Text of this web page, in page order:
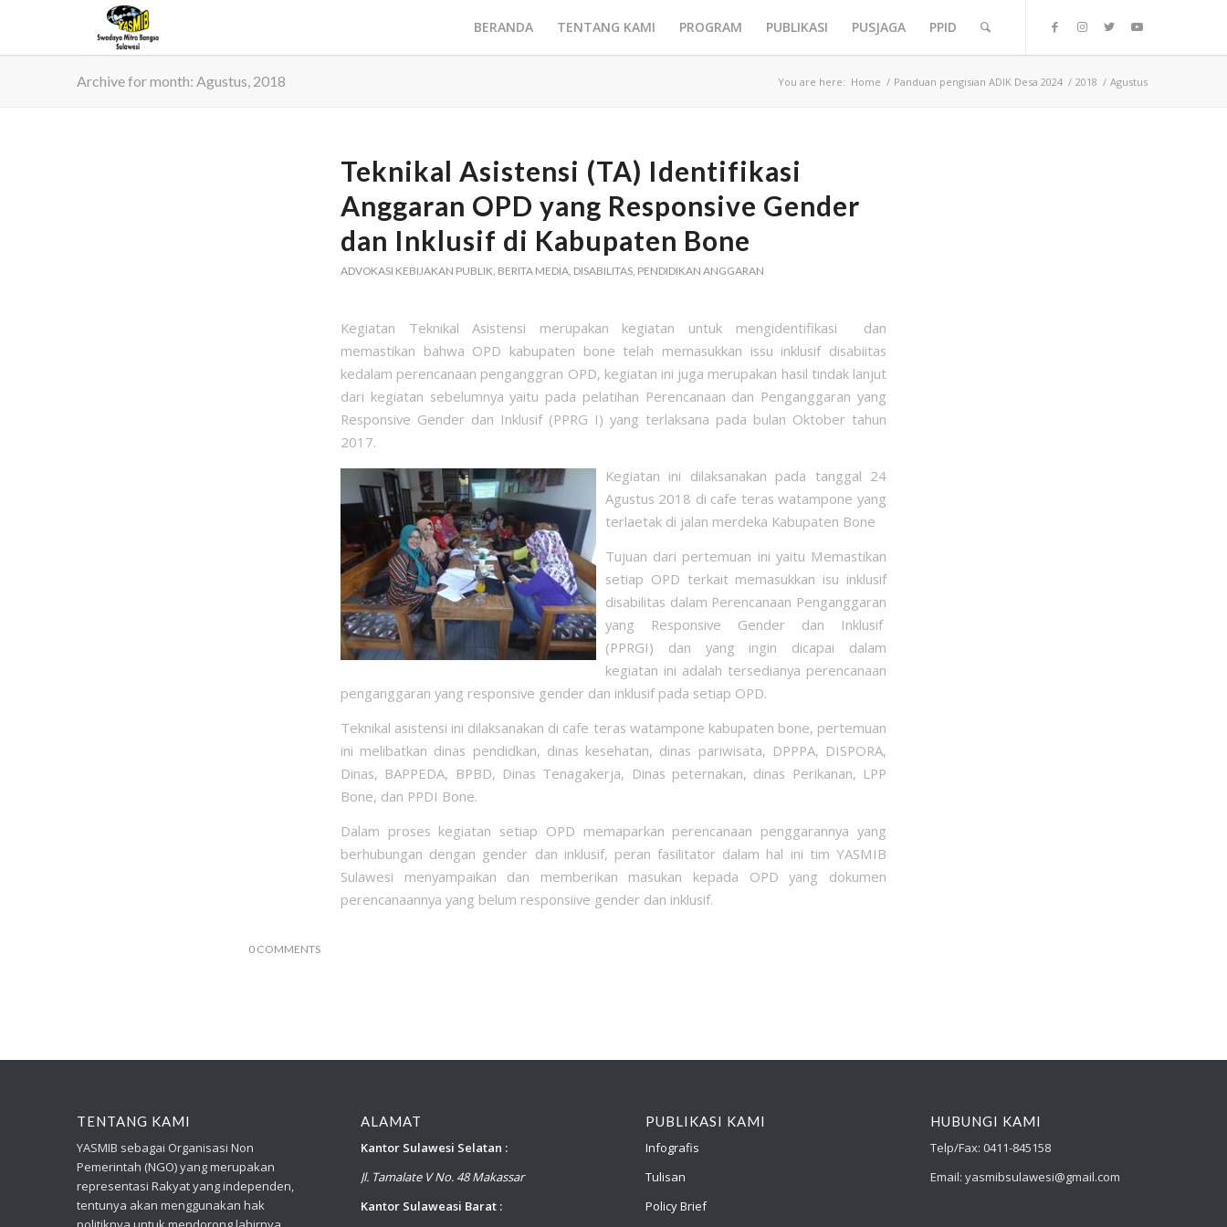
BERANDA TENTANG KAMI PROGRAM PUBLIKASI PUSJAGA PPID
Archive for month: Agustus, 2018 You are here: Home / Panduan pengisian ADIK Desa 2024 / 2018 / Agustus
Teknikal Asistensi (TA) Identifikasi
Anggaran OPD yang Responsive Gender
dan Inklusif di Kabupaten Bone
ADVOKASI KEBIJAKAN PUBLIK, BERITA MEDIA, DISABILITAS, PENDIDIKAN ANGGARAN
Kegiatan Teknikal Asistensi merupakan kegiatan untuk mengidentifikasi dan
memastikan bahwa OPD kabupaten bone telah memasukkan issu inklusif disabiitas
kedalam perencanaan penganggran OPD, kegiatan ini juga merupakan hasil tindak lanjut
dari kegiatan sebelumnya yaitu pada pelatihan Perencanaan dan Penganggaran yang
Responsive Gender dan Inklusif (PPRG I) yang terlaksana pada bulan Oktober tahun
2017.
Kegiatan ini dilaksanakan pada tanggal 24
Agustus 2018 di cafe teras watampone yang
terlaetak di jalan merdeka Kabupaten Bone
Tujuan dari pertemuan ini yaitu Memastikan
setiap OPD terkait memasukkan isu inklusif
disabilitas dalam Perencanaan Penganggaran
yang Responsive Gender dan Inklusif
(PPRGI) dan yang ingin dicapai dalam
kegiatan ini adalah tersedianya perencanaan
penganggaran yang responsive gender dan inklusif pada setiap OPD.
Teknikal asistensi ini dilaksanakan di cafe teras watampone kabupaten bone, pertemuan
ini melibatkan dinas pendidkan, dinas kesehatan, dinas pariwisata, DPPPA, DISPORA,
Dinas, BAPPEDA, BPBD, Dinas Tenagakerja, Dinas peternakan, dinas Perikanan, LPP
Bone, dan PPDI Bone.
Dalam proses kegiatan setiap OPD memaparkan perencanaan penggarannya yang
berhubungan dengan gender dan inklusif, peran fasilitator dalam hal ini tim YASMIB
Sulawesi menyampaikan dan memberikan masukan kepada OPD yang dokumen
perencanaannya yang belum responsiive gender dan inklusif.
0 COMMENTS
TENTANG KAMI
YASMIB sebagai Organisasi Non
Pemerintah (NGO) yang merupakan
representasi Rakyat yang independen,
tentunya akan menggunakan hak
ALAMAT
Kantor Sulawesi Selatan :
Jl. Tamalate V No. 48 Makassar
Kantor Sulaweasi Barat :
PUBLIKASI KAMI
Infografis
Tulisan
Policy Brief
HUBUNGI KAMI
Telp/Fax: 0411-845158
Email: yasmibsulawesi@gmail.com